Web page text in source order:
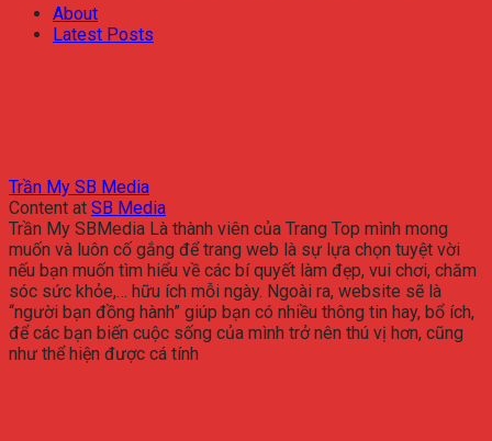
About
Latest Posts
Trần My SB Media
Content at SB Media
Trần My SBMedia Là thành viên của Trang Top mình mong
muốn và luôn cố gắng để trang web là sự lựa chọn tuyệt vời
nếu bạn muốn tìm hiểu về các bí quyết làm đẹp, vui chơi, chăm
sóc sức khỏe,… hữu ích mỗi ngày. Ngoài ra, website sẽ là
“người bạn đồng hành” giúp bạn có nhiều thông tin hay, bổ ích,
để các bạn biến cuộc sống của mình trở nên thú vị hơn, cũng
như thể hiện được cá tính